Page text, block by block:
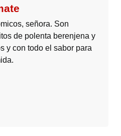
señora. Son
de polenta berenjena y
y con todo el sabor para